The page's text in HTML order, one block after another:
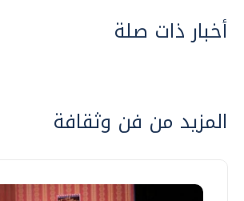
أخبار ذات صلة
المزيد من فن وثقافة